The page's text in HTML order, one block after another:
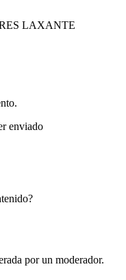
LAXANTE
enviado
por un moderador.